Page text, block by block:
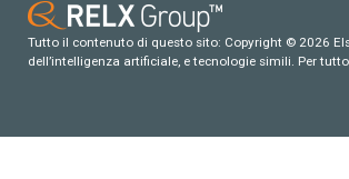
Tutto il contenuto di questo sito: Copyright © 2026
dell’intelligenza artificiale, e tecnologie simili. Per